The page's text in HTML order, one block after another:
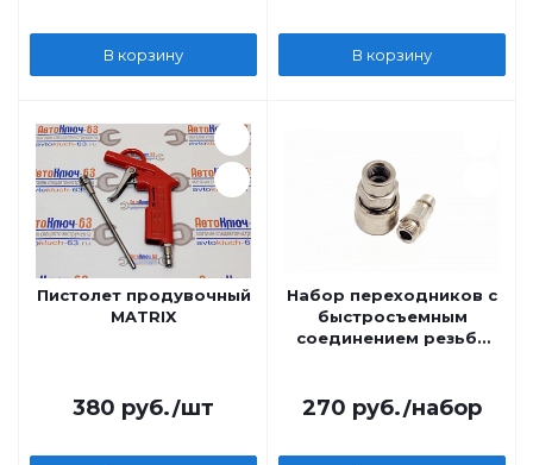
В корзину В корзину
Пистолет продувочный
MATRIX
380 руб./шт
Набор переходников с
быстросъемным
соединением резьба
270 руб./набор